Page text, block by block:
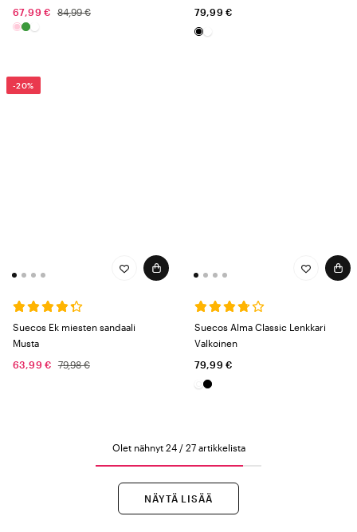
67,99 €
84,99 €
79,99 €
-20%
Suecos Ek miesten sandaali
Musta
63,99 €
79,98 €
Suecos Alma Classic Lenkkari
Valkoinen
79,99 €
Olet nähnyt 24 / 27 artikkelista
NÄYTÄ LISÄÄ